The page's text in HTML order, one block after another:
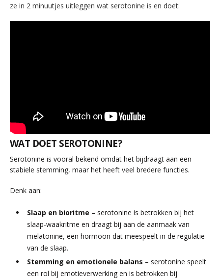
ze in 2 minuutjes uitleggen wat serotonine is en doet:
WAT DOET SEROTONINE?
Serotonine is vooral bekend omdat het bijdraagt aan een
stabiele stemming, maar het heeft veel bredere functies.
Denk aan:
Slaap en bioritme – serotonine is betrokken bij het
slaap-waakritme en draagt bij aan de aanmaak van
melatonine, een hormoon dat meespeelt in de regulatie
van de slaap.
Stemming en emotionele balans – serotonine speelt
een rol bij emotieverwerking en is betrokken bij